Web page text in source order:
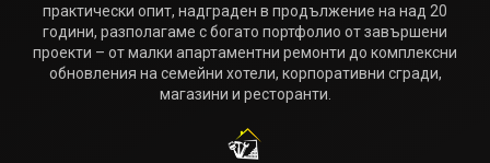
практически опит, надграден в продължение на над 20
години, разполагаме с богато портфолио от завършени
проекти – от малки апартаментни ремонти до комплексни
обновления на семейни хотели, корпоративни сгради,
магазини и ресторанти.